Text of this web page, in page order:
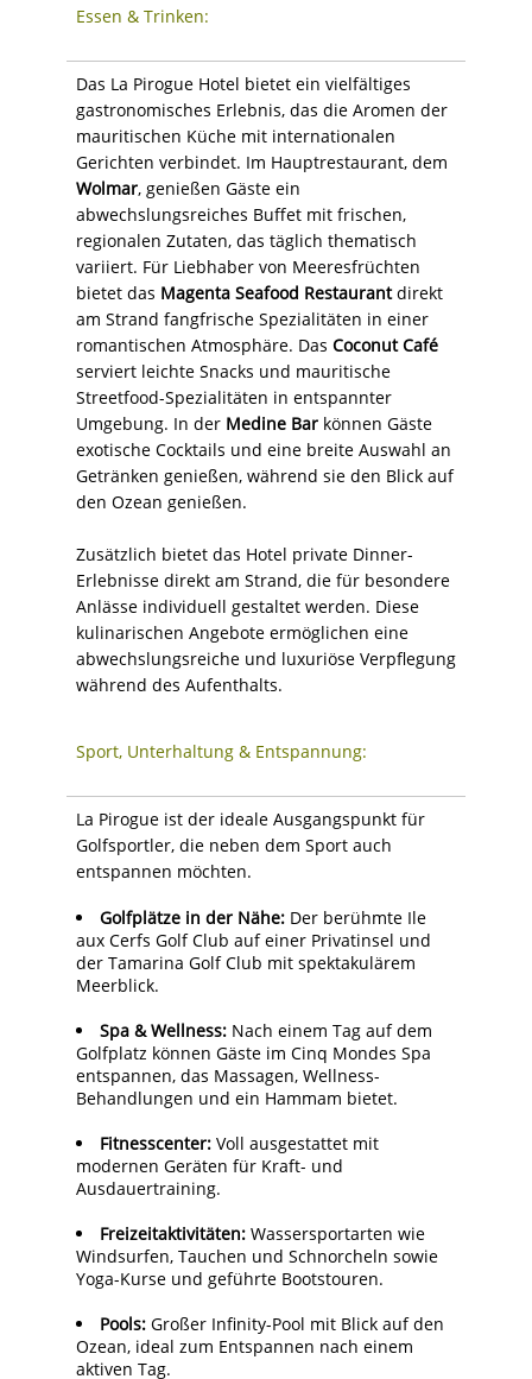
Essen & Trinken:
Das La Pirogue Hotel bietet ein vielfältiges
gastronomisches Erlebnis, das die Aromen der
mauritischen Küche mit internationalen
Gerichten verbindet. Im Hauptrestaurant, dem
Wolmar, genießen Gäste ein
abwechslungsreiches Buffet mit frischen,
regionalen Zutaten, das täglich thematisch
variiert. Für Liebhaber von Meeresfrüchten
bietet das Magenta Seafood Restaurantdirekt
am Strand fangfrische Spezialitäten in einer
romantischen Atmosphäre. Das Coconut Café
serviert leichte Snacks und mauritische
Streetfood-Spezialitäten in entspannter
Umgebung. In der Medine Bar können Gäste
exotische Cocktails und eine breite Auswahl an
Getränken genießen, während sie den Blick auf
den Ozean genießen.
Zusätzlich bietet das Hotel private Dinner-
Erlebnisse direkt am Strand, die für besondere
Anlässe individuell gestaltet werden. Diese
kulinarischen Angebote ermöglichen eine
abwechslungsreiche und luxuriöse Verpflegung
während des Aufenthalts.
Sport, Unterhaltung & Entspannung:
La Pirogue ist der ideale Ausgangspunkt für
Golfsportler, die neben dem Sport auch
entspannen möchten.
Golfplätze in der Nähe: Der berühmte Ile
aux Cerfs Golf Club auf einer Privatinsel und
der Tamarina Golf Club mit spektakulärem
Meerblick.
Spa & Wellness: Nach einem Tag auf dem
Golfplatz können Gäste im Cinq Mondes Spa
entspannen, das Massagen, Wellness-
Behandlungen und ein Hammam bietet.
Fitnesscenter: Voll ausgestattet mit
modernen Geräten für Kraft- und
Ausdauertraining.
Freizeitaktivitäten: Wassersportarten wie
Windsurfen, Tauchen und Schnorcheln sowie
Yoga-Kurse und geführte Bootstouren.
Pools: Großer Infinity-Pool mit Blick auf den
Ozean, ideal zum Entspannen nach einem
aktiven Tag.